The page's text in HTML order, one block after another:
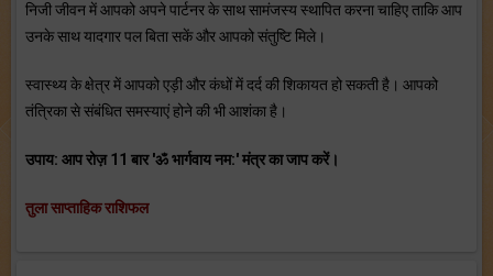
निजी जीवन में आपको अपने पार्टनर के साथ सामंजस्‍य स्‍थापित करना चाहिए ताकि आप
उनके साथ यादगार पल बिता सकें और आपको संतुष्टि मिले।
स्‍वास्‍थ्‍य के क्षेत्र में आपको एड़ी और कंधों में दर्द की शिकायत हो सकती है। आपको
तंत्रिका से संबंधित समस्‍याएं होने की भी आशंका है।
उपाय: आप रोज़ 11 बार 'ॐ भार्गवाय नम:' मंत्र का जाप करें।
तुला साप्ताहिक राशिफल